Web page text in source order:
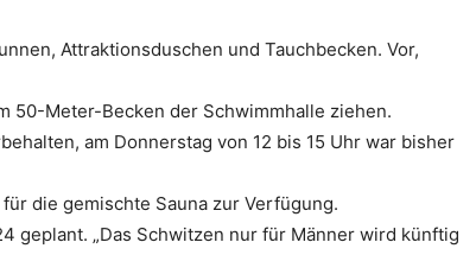
Attraktionsduschen und Tauchbecken. Vor,
50-Meter-Becken der Schwimmhalle ziehen.
am Donnerstag von 12 bis 15 Uhr war bisher
die gemischte Sauna zur Verfügung.
geplant. „Das Schwitzen nur für Männer wird künftig